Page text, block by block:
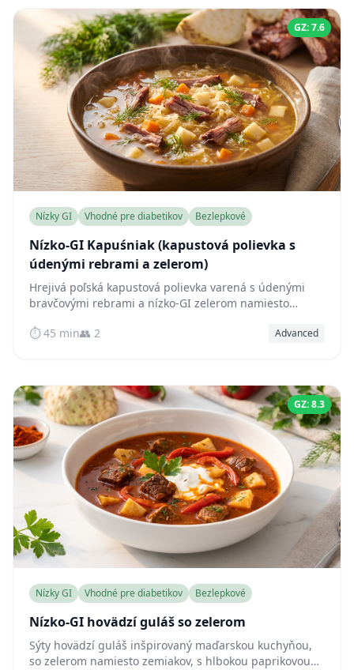
GZ: 7.6
Nízky GI Vhodné pre diabetikov Bezlepkové
Nízko-GI Kapuśniak (kapustová polievka s
údenými rebrami a zelerom)
Hrejivá poľská kapustová polievka varená s údenými
bravčovými rebrami a nízko-GI zelerom namiesto
k hladine cukru v krvi.
⏱️ 45 min👥 2 Advanced
GZ: 8.3
Nízky GI Vhodné pre diabetikov Bezlepkové
Nízko-GI hovädzí guláš so zelerom
Sýty hovädzí guláš inšpirovaný maďarskou kuchyňou,
so zelerom namiesto zemiakov, s hlbokou paprikovou